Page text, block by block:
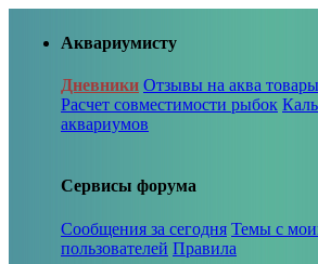
Аквариумисту
Дневники Отзывы на аква товары
Расчет совместимости рыбок
аквариумов
Сервисы форума
Сообщения за сегодня Темы с
пользователей Правила